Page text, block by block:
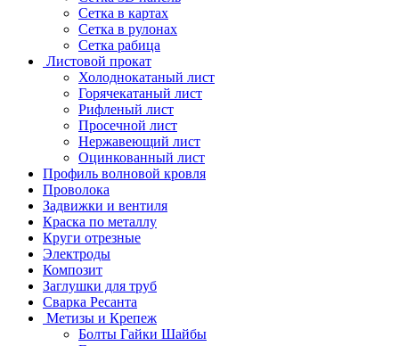
Сетка в картах
Сетка в рулонах
Сетка рабица
Листовой прокат
Холоднокатаный лист
Горячекатаный лист
Рифленый лист
Просечной лист
Нержавеющий лист
Оцинкованный лист
Профиль волновой кровля
Проволока
Задвижки и вентиля
Краска по металлу
Круги отрезные
Электроды
Композит
Заглушки для труб
Сварка Ресанта
Метизы и Крепеж
Болты Гайки Шайбы